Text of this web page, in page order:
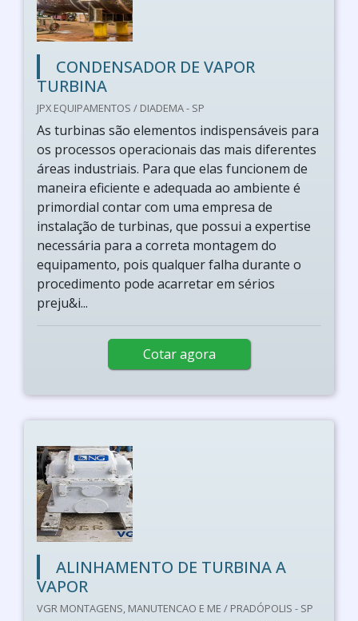
CONDENSADOR DE VAPOR
TURBINA
JPX EQUIPAMENTOS / DIADEMA - SP
As turbinas são elementos indispensáveis para
os processos operacionais das mais diferentes
áreas industriais. Para que elas funcionem de
maneira eficiente e adequada ao ambiente é
primordial contar com uma empresa de
instalação de turbinas, que possui a expertise
necessária para a correta montagem do
equipamento, pois qualquer falha durante o
procedimento pode acarretar em sérios
preju&i...
Cotar agora
ALINHAMENTO DE TURBINA A
VAPOR
VGR MONTAGENS, MANUTENCAO E ME / PRADÓPOLIS - SP